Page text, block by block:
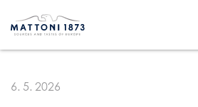
6. 5. 2026